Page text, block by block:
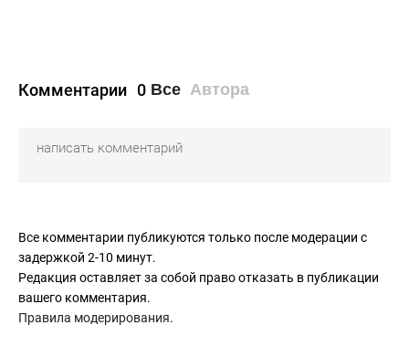
Комментарии 0 Все Автора
Все комментарии публикуются только после модерации с
задержкой 2-10 минут.
Редакция оставляет за собой право отказать в публикации
вашего комментария.
Правила модерирования.